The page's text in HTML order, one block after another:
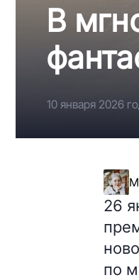
В
10 января 2026
26
по